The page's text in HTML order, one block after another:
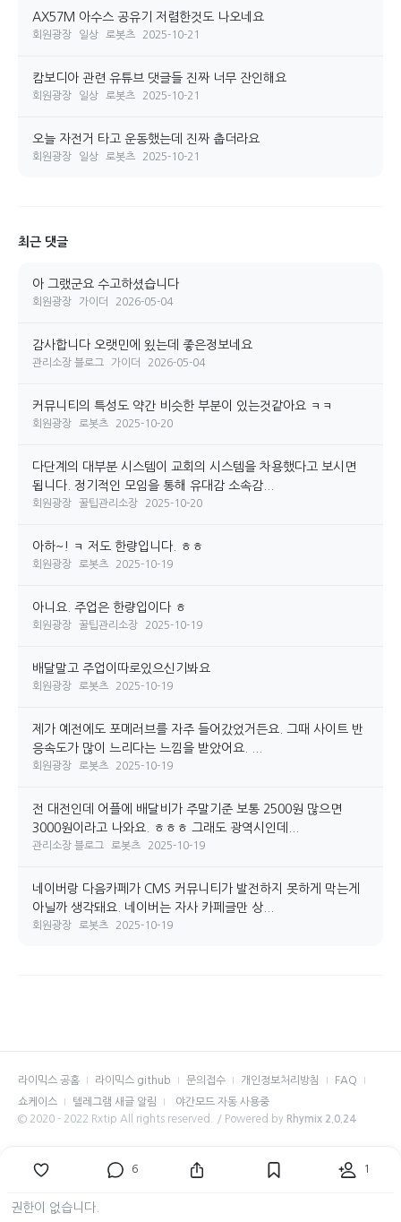
6 1
권한이 없습니다.
AX57M 아수스 공유기 저렴한것도 나오네요
회원광장 일상 로봇츠 2025-10-21
캄보디아 관련 유튜브 댓글들 진짜 너무 잔인해요
회원광장 일상 로봇츠 2025-10-21
오늘 자전거 타고 운동했는데 진짜 춥더라요
회원광장 일상 로봇츠 2025-10-21
최근 댓글
아 그랬군요 수고하셨습니다
회원광장 가이더 2026-05-04
감사합니다 오랫민에 욌는데 좋은정보네요
관리소장 블로그 가이더 2026-05-04
커뮤니티의 특성도 약간 비슷한 부분이 있는것같아요 ㅋㅋ
회원광장 로봇츠 2025-10-20
다단계의 대부분 시스템이 교회의 시스템을 차용했다고 보시면
됩니다. 정기적인 모임을 통해 유대감 소속감...
회원광장 꿀팁관리소장 2025-10-20
아하~! ㅋ 저도 한량입니다. ㅎㅎ
회원광장 로봇츠 2025-10-19
아니요. 주업은 한량입이다 ㅎ
회원광장 꿀팁관리소장 2025-10-19
배달말고 주업이따로있으신기봐요
회원광장 로봇츠 2025-10-19
제가 예전에도 포메러브를 자주 들어갔었거든요. 그때 사이트 반
응속도가 많이 느리다는 느낌을 받았어요. ...
회원광장 로봇츠 2025-10-19
전 대전인데 어플에 배달비가 주말기준 보통 2500원 많으면
3000원이라고 나와요. ㅎㅎㅎ 그래도 광역시인데...
관리소장 블로그 로봇츠 2025-10-19
네이버랑 다음카페가 CMS 커뮤니티가 발전하지 못하게 막는게
아닐까 생각돼요. 네이버는 자사 카페글만 상...
회원광장 로봇츠 2025-10-19
라이믹스 공홈 라이믹스 github 문의접수 개인정보처리방침
FAQ
쇼케이스
텔레그램 새글 알림
야간모드 자동 사용중
© 2020 - 2022 Rxtip All rights reserved. / Powered by Rhymix 2.0.24